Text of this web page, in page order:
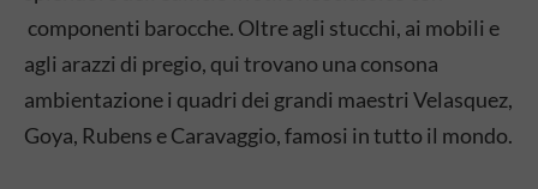
componenti barocche. Oltre agli stucchi, ai mobili e
agli arazzi di pregio, qui trovano una consona
ambientazione i quadri dei grandi maestri Velasquez,
Goya, Rubens e Caravaggio, famosi in tutto il mondo.